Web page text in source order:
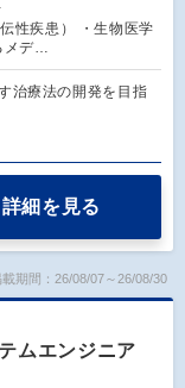
性疾患） ・生物医学
メデ…
治療法の開発を目指
詳細を見る
載期間：26/08/07～26/08/30
ムエンジニア